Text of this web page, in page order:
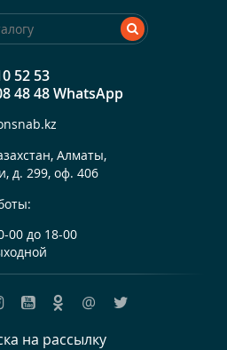
52 53
48 48 WhatsApp
Алматы,
д. 299, оф. 406
00 до 18-00
@
на рассылку